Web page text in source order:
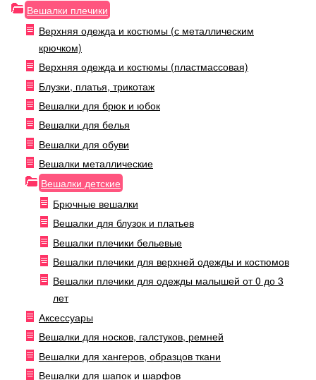
Вешалки плечики
Верхняя одежда и костюмы (с металлическим
крючком)
Верхняя одежда и костюмы (пластмассовая)
Блузки, платья, трикотаж
Вешалки для брюк и юбок
Вешалки для белья
Вешалки для обуви
Вешалки металлические
Вешалки детские
Брючные вешалки
Вешалки для блузок и платьев
Вешалки плечики бельевые
Вешалки плечики для верхней одежды и костюмов
Вешалки плечики для одежды малышей от 0 до 3
лет
Аксессуары
Вешалки для носков, галстуков, ремней
Вешалки для хангеров, образцов ткани
Вешалки для шапок и шарфов